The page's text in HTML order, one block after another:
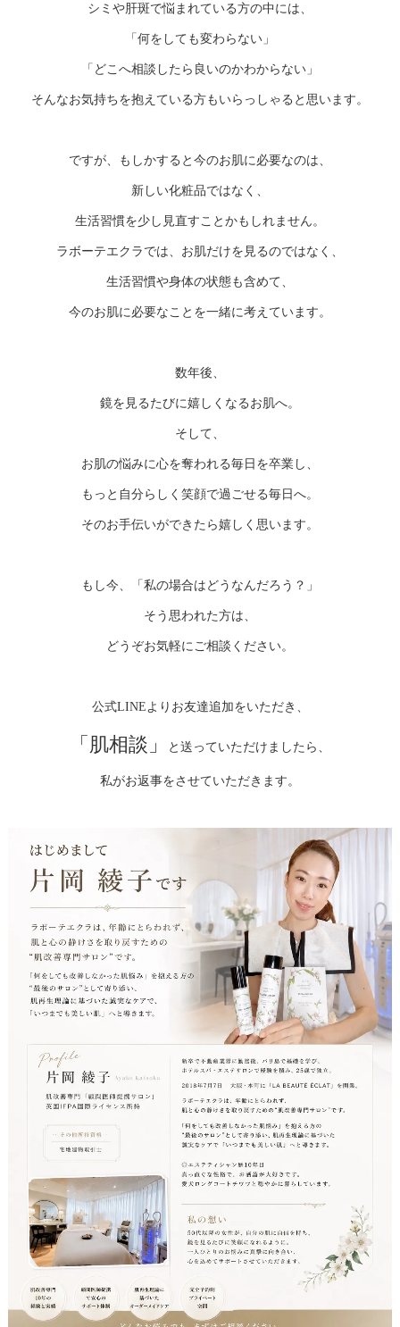
シミや肝斑で悩まれている方の中には、
「何をしても変わらない」
「どこへ相談したら良いのかわからない」
そんなお気持ちを抱えている方もいらっしゃると思います。
ですが、もしかすると今のお肌に必要なのは、
新しい化粧品ではなく、
生活習慣を少し見直すことかもしれません。
ラボーテエクラでは、お肌だけを見るのではなく、
生活習慣や身体の状態も含めて、
今のお肌に必要なことを一緒に考えています。
数年後、
鏡を見るたびに嬉しくなるお肌へ。
そして、
お肌の悩みに心を奪われる毎日を卒業し、
もっと自分らしく笑顔で過ごせる毎日へ。
そのお手伝いができたら嬉しく思います。
もし今、「私の場合はどうなんだろう？」
そう思われた方は、
どうぞお気軽にご相談ください。
公式LINEよりお友達追加をいただき、
「肌相談」 と送っていただけましたら、
私がお返事をさせていただきます。